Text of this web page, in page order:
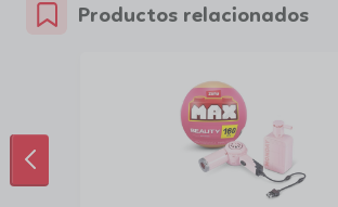
Productos relacionados
ANTERIOR